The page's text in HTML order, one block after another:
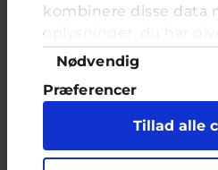
kombinere disse data
oplysninger, du har
de har indsamlet fra
tjenester. Du
hvis du fortsætter
hjemmeside.
Samtykkevalg
Nødvendig
Præferencer
Marketing
Tillad alle
knude i bryset?...
Brevkassespørgsmål
#Spørg
17 år · 6 år 5